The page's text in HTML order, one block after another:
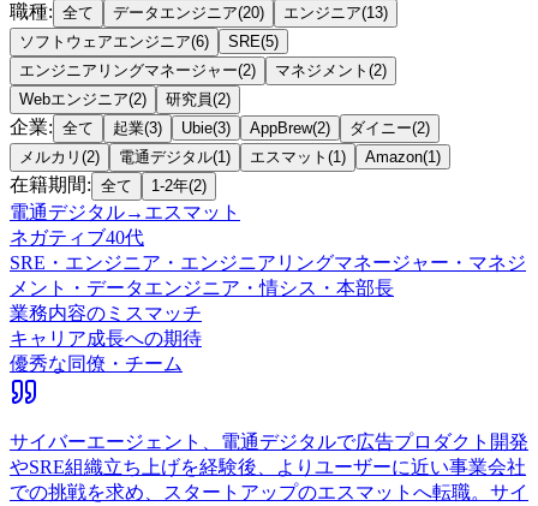
職種: 全て データエンジニア(20) エンジニア(13)
ソフトウェアエンジニア(6) SRE(5)
エンジニアリングマネージャー(2) マネジメント (2)
Webエンジニア(2) 研究員(2)
企業: 全て 起業(3) Ubie(3) AppBrew(2) ダイニー(2)
メルカリ (2) 電通デジタル(1) エスマット (1) Amazon(1)
在籍期間: 全て 1-2年(2)
電通デジタル→ エスマット
ネガティブ40代
SRE・エンジニア・エンジニアリングマネージャー・マネジ
メント・データエンジニア・情シス・本部長
業務内容のミスマッチ
キャリア成長への期待
優秀な同僚・チーム
サイバーエージェント、電通デジタルで広告プロダクト開発
やSRE組織立ち上げを経験後、よりユーザーに近い事業会社
での挑戦を求め、スタートアップのエスマットへ転職。サイ